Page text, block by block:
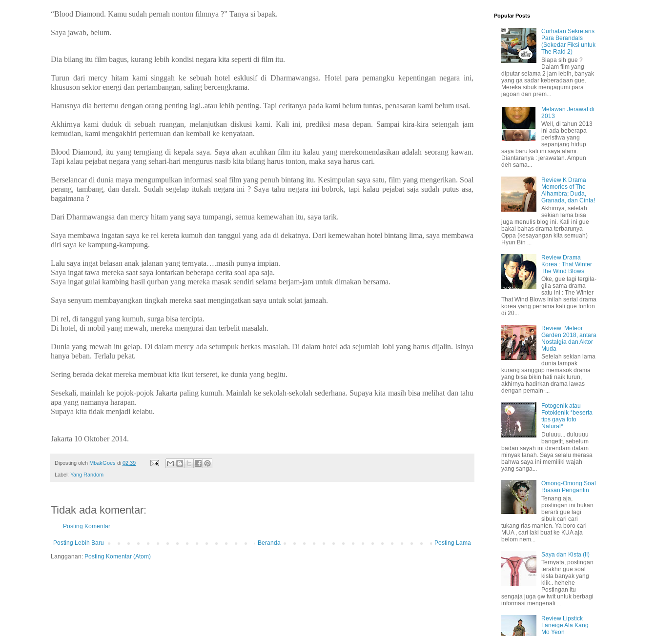
“Blood Diamond. Kamu sudah pernah nonton filmnya ?” Tanya si bapak.
Saya jawab, belum.
Dia bilang itu film bagus, kurang lebih kondisi negara kita seperti di film itu.
Turun dari mercy hitam kami singgah ke sebuah hotel esklusif di Dharmawangsa. Hotel para pemangku kepentingan negara ini,
khususon sektor energi dan pertambangan, saling bercengkrama.
Harusnya dia bertemu dengan orang penting lagi..atau lebih penting. Tapi ceritanya pada kami belum tuntas, penasaran kami belum usai.
Akhirnya kami duduk di sebuah ruangan, melanjutkan diskusi kami. Kali ini, prediksi masa depan. Sampai kira-kira setengah jam
kemudian, kami mengakhiri pertemuan dan kembali ke kenyataan.
Blood Diamond, itu yang terngiang di kepala saya. Saya akan acuhkan film itu kalau yang merekomendasikan adalah seorang kawan.
Tapi kalau pejabat negara yang sehari-hari mengurus nasib kita bilang harus tonton, maka saya harus cari.
Berselancar di dunia maya mengumpulkan informasi soal film yang penuh bintang itu. Kesimpulan saya satu, film yang mengerikan. Soal
perang, tambang, dan darah. Sudah segelap itukah negara ini ? Saya tahu negara ini bobrok, tapi kalau pejabat saja sudah putus asa,
bagaimana ?
Dari Dharmawangsa dan mercy hitam yang saya tumpangi, semua kemewahan itu, saya tarik.
Saya membawa ingatan saya ke rel kereta kumuh dan tanggul yang ada di dekatnya. Dari kemewahan hotel bintang lima, saya membawa
diri saya ke kampung-kampung.
Lalu saya ingat belasan anak jalanan yang ternyata….masih punya impian.
Saya ingat tawa mereka saat saya lontarkan beberapa cerita soal apa saja.
Saya ingat gulai kambing hasil qurban yang mereka masak sendiri selama berjam-jam untuk dimakan bersama.
Saya senyum membayangkan tingkah mereka saat mengingatkan saya untuk solat jamaah.
Di rel, di tanggul yang kumuh, surga bisa tercipta.
Di hotel, di mobil yang mewah, mereka mengurai dan terbelit masalah.
Dunia yang mewah itu gelap. Di dalam mercy ada setumpuk berkas masalah. Di dalam hotel ada sejumlah lobi yang harus dijalin. Isinya
hanya beban. Terlalu pekat.
Sering berada dekat mereka membuat kita ikut terseret, ke dunia yang begitu.
Sesekali, mainlah ke pojok-pojok Jakarta paling kumuh. Mainlah ke sekolah-sekolah sederhana. Supaya kita masih bisa melihat dan tahu
apa yang namanya harapan.
Supaya kita tidak menjadi kelabu.
Jakarta 10 Oktober 2014.
Diposting oleh MbakGoes di 02.39
Label: Yang Random
Tidak ada komentar:
Posting Komentar
Posting Lebih Baru Posting Lama
Beranda
Langganan: Posting Komentar (Atom)
Popular Posts
Curhatan Sekretaris
Para Berandals
(Sekedar Fiksi untuk
The Raid 2)
Siapa sih gue ?
Dalam film yang
diputar selama 2 jam lebih, banyak
yang ga sadar keberadaan gue.
Mereka sibuk mengagumi para
jagoan dan prem...
Melawan Jerawat di
2013
Well, di tahun 2013
ini ada beberapa
peristiwa yang
sepanjang hidup
saya baru kali ini saya alami.
Diantaranya : jerawatan. Ampun
deh sama...
Review K Drama
Memories of The
Alhambra; Duda,
Granada, dan Cinta!
Akhirnya, setelah
sekian lama bisa
juga menulis blog ini. Kali ini gue
bakal bahas drama terbarunya
Oppa (kesayangan kita semuah)
Hyun Bin ...
Review Drama
Korea : That Winter
The Wind Blows
Oke, gue lagi tergila-
gila sama drama
satu ini : The Winter
That Wind Blows Inilah serial drama
korea yang pertama kali gue tonton
di 20...
Review: Meteor
Garden 2018, antara
Nostalgia dan Aktor
Muda
Setelah sekian lama
dunia tampak
kurang sanggup memasok drama
yang bisa bikin hati naik turun,
akhirnya hadirkan drama lawas
dengan pemain-...
Fotogenik atau
Fotoklenik *beserta
tips gaya foto
Natural*
Duluuu... duluuuu
bangettt, sebelum
badan sayah ini direndam dalam
minyak tanah. Saya selalu merasa
bahwa saya ini memiliki wajah
yang sanga...
Omong-Omong Soal
Riasan Pengantin
Tenang aja,
postingan ini bukan
berarti gue lagi
sibuk cari cari
tukang rias manten. Ya boro cari
MUA , cari laki buat ke KUA aja
belom nem...
Saya dan Kista (II)
Ternyata, postingan
terakhir gue soal
kista banyak yang
klik.. hehehe
Postingan itu
sengaja juga gw twit untuk berbagi
informasi mengenali ...
Review Lipstick
Laneige Ala Kang
Mo Yeon